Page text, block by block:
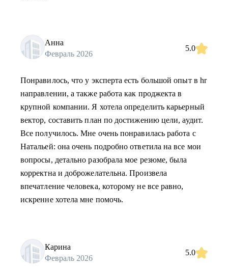
Анна
Февраль 2026
5.0
Понравилось, что у эксперта есть большой опыт в hr
направлении, а также работа как проджекта в
крупной компании. Я хотела определить карьерный
вектор, составить план по достижению цели, аудит.
Все получилось. Мне очень понравилась работа с
Натальей: она очень подробно ответила на все мои
вопросы, детально разобрала мое резюме, была
корректна и доброжелательна. Произвела
впечатление человека, которому не все равно,
искренне хотела мне помочь.
Карина
Февраль 2026
5.0